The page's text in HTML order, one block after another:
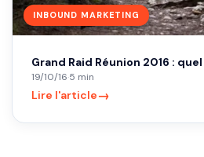
INBOUND MARKETING
Grand Raid Réunion 2016 :
19/10/16·5 min
Lire l'article→